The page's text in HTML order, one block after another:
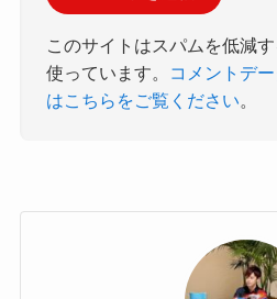
このサイトはスパムを低減
使っています。
コメントデ
はこちらをご覧ください。